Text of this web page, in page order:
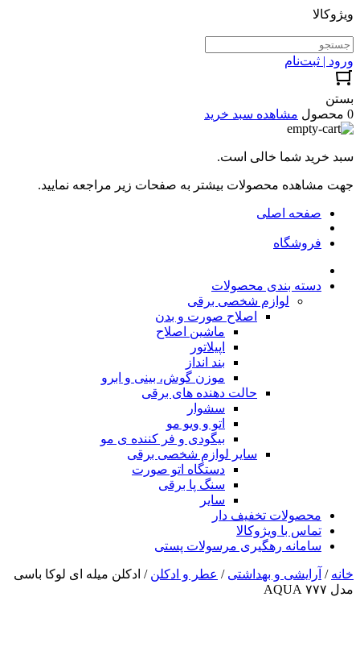
ویژوکالا
ورود | ثبت‌نام
بستن
0 محصول
مشاهده سبد خرید
سبد خرید شما خالی است.
جهت مشاهده محصولات بیشتر به صفحات زیر مراجعه نمایید.
صفحه اصلی
فروشگاه
دسته بندی محصولات
لوازم شخصی برقی
اصلاح صورت و بدن
ماشین اصلاح
اپیلاتور
بند انداز
موزن گوش، بینی و ابرو
حالت دهنده های برقی
سشوار
اتو و ویو مو
بیگودی و فر کننده ی مو
سایر لوازم شخصی برقی
دستگاه اتو صورت
سنگ پا برقی
سایر
محصولات تخفیف دار
تماس با ویژوکالا
سامانه رهگیری مرسولات پستی
خانه / آرایشی و بهداشتی / عطر و ادکلن / ادکلن میله ای لوکا باسی
مدل ۷۷۷ AQUA